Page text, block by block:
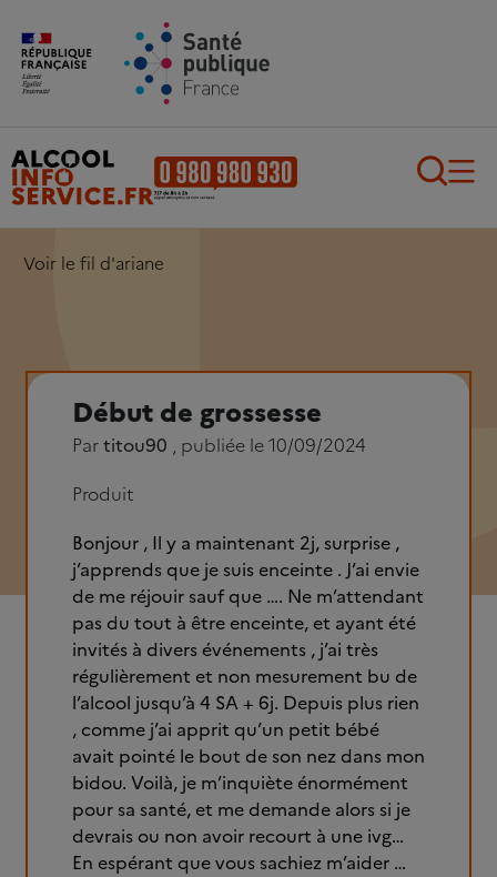
Aller au contenu principal
Voir le fil d'ariane
Début de grossesse
Partitou90 , publiée le 10/09/2024
Produit
Bonjour , Il y a maintenant 2j, surprise ,
j’apprends que je suis enceinte . J’ai envie
de me réjouir sauf que …. Ne m’attendant
pas du tout à être enceinte, et ayant été
invités à divers événements , j’ai très
régulièrement et non mesurement bu de
l’alcool jusqu’à 4 SA + 6j. Depuis plus rien
, comme j’ai apprit qu’un petit bébé
avait pointé le bout de son nez dans mon
bidou. Voilà, je m’inquiète énormément
pour sa santé, et me demande alors si je
devrais ou non avoir recourt à une ivg…
En espérant que vous sachiez m’aider …